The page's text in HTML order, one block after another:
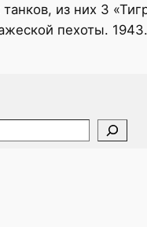
из них 3
пехоты. 1943.